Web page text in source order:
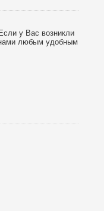
у Вас возникли
любым удобным